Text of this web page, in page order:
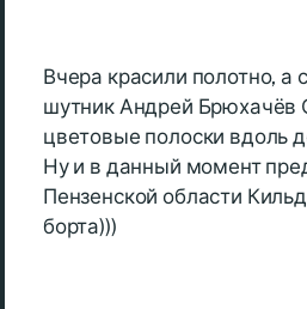
Вчера красили полотно, а
шутник Андрей Брюхачёв
цветовые полоски вдоль
Ну и в данный момент
Пензенской области
борта)))